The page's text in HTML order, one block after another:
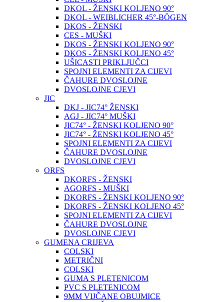
DKOL - ŽENSKI KOLJENO 90°
DKOL - WEIBLICHER 45°-BÖGEN
DKOS - ŽENSKI
CES - MUŠKI
DKOS - ŽENSKI KOLJENO 90°
DKOS - ŽENSKI KOLJENO 45°
UŠICASTI PRIKLJUČCI
SPOJNI ELEMENTI ZA CIJEVI
ČAHURE DVOSLOJNE
DVOSLOJNE CJEVI
JIC
DKJ - JIC74° ŽENSKI
AGJ - JIC74° MUŠKI
JIC74° - ŽENSKI KOLJENO 90°
JIC74° - ŽENSKI KOLJENO 45°
SPOJNI ELEMENTI ZA CIJEVI
ČAHURE DVOSLOJNE
DVOSLOJNE CJEVI
ORFS
DKORFS - ŽENSKI
AGORFS - MUŠKI
DKORFS - ŽENSKI KOLJENO 90°
DKORFS - ŽENSKI KOLJENO 45°
SPOJNI ELEMENTI ZA CIJEVI
ČAHURE DVOSLOJNE
DVOSLOJNE CJEVI
GUMENA CRIJEVA
COLSKI
METRIČNI
COLSKI
GUMA S PLETENICOM
PVC S PLETENICOM
9MM VIJČANE OBUJMICE